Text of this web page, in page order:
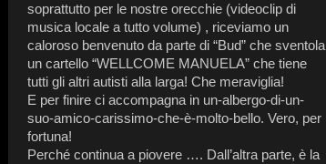
soprattutto per le nostre orecchie (videoclip di
musica locale a tutto volume) , riceviamo un
caloroso benvenuto da parte di “Bud” che sventola
un cartello “WELLCOME MANUELA” che tiene
tutti gli altri autisti alla larga! Che meraviglia!
E per finire ci accompagna in un-albergo-di-un-
suo-amico-carissimo-che-è-molto-bello. Vero, per
fortuna!
Perché continua a piovere …. Dall’altra parte, è la